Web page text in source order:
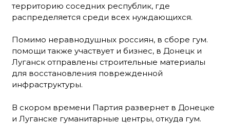
территорию соседних республик, где
распределяется среди всех нуждающихся.
Помимо неравнодушных россиян, в сборе гум.
помощи также участвует и бизнес, в Донецк и
Луганск отправлены строительные материалы
для восстановления поврежденной
инфраструктуры.
В скором времени Партия развернет в Донецке
и Луганске гуманитарные центры, откуда гум.